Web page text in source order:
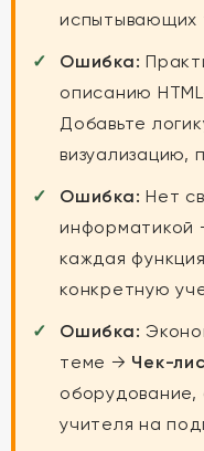
испытывающих
Ошибка:
описанию
Добавьте
визуализацию,
Ошибка: Нет
информатикой
каждая
конкретную
Ошибка:
теме → Чек-
учителя на